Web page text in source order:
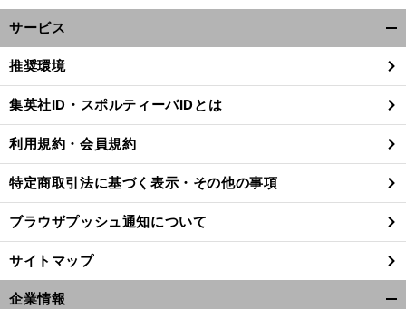
前
サービス
閉
る
推奨環境
集英社ID・スポルティーバIDとは
利用規約・会員規約
特定商取引法に基づく表示・その他の事項
ブラウザプッシュ通知について
サイトマップ
企業情報